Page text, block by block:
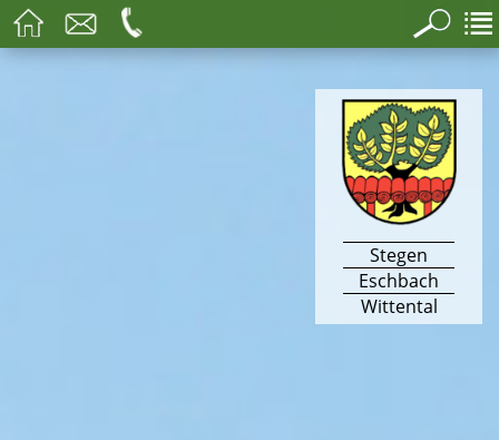
Stegen
Eschbach
Wittental